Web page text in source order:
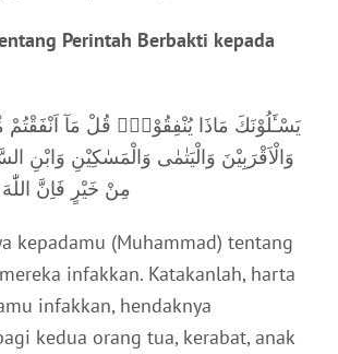
Perintah Berbakti kepada
يَسْـَٔلُوْنَكَ مَاذَا يُنْفِقُوْنَۗ قُلْ مَآ اَنْفَقْتُمْ
وَالْاَقْرَبِيْنَ وَالْيَتٰمٰى وَالْمَسٰكِيْنِ وَابْنِ
مِنْ خَيْرٍ فَاِنَّ اللّٰهَ
kepadamu (Muhammad) tentang
infakkan. Katakanlah, harta
infakkan, hendaknya
kedua orang tua, kerabat, anak